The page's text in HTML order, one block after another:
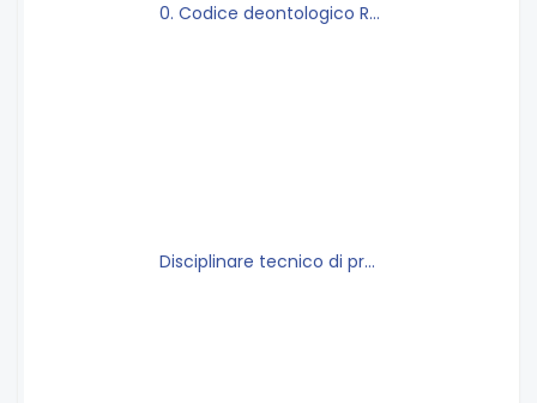
0. Codice deontologico REV. 1.pdf
Disciplinare tecnico di processo mitsa rev.12 .pdf